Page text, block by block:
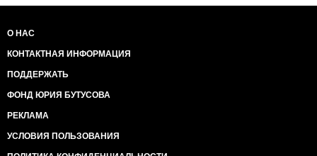
О НАС
КОНТАКТНАЯ ИНФОРМАЦИЯ
ПОДДЕРЖАТЬ
ФОНД ЮРИЯ БУТУСОВА
РЕКЛАМА
УСЛОВИЯ ПОЛЬЗОВАНИЯ